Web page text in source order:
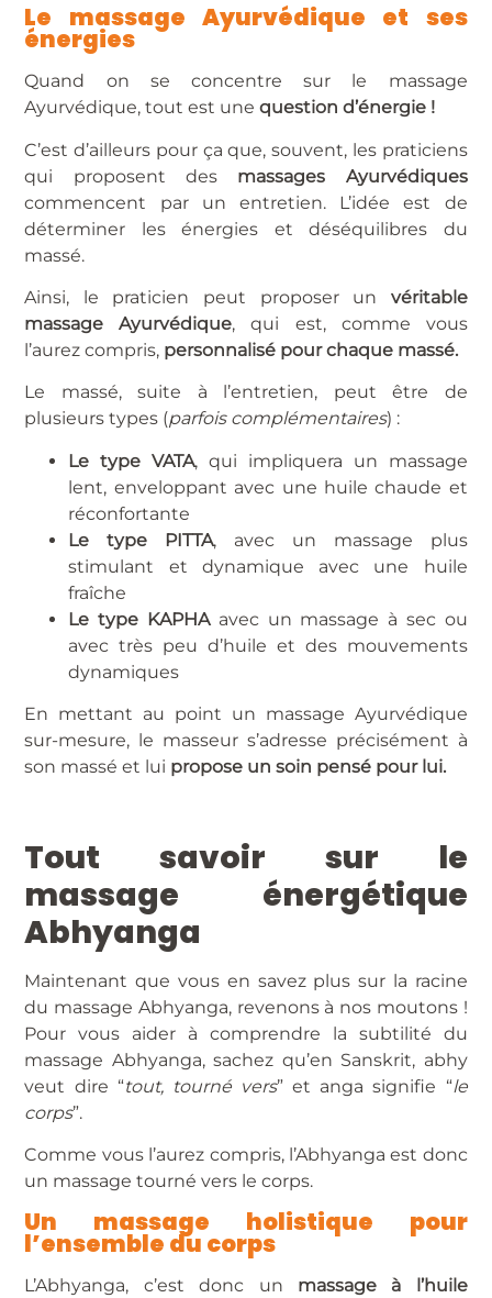
Le massage Ayurvédique et ses
énergies
Quand on se concentre sur le massage
Ayurvédique, tout est une question d’énergie !
C’est d’ailleurs pour ça que, souvent, les praticiens
qui proposent des massages Ayurvédiques
commencent par un entretien. L’idée est de
déterminer les énergies et déséquilibres du
massé.
Ainsi, le praticien peut proposer un véritable
massage Ayurvédique, qui est, comme vous
l’aurez compris, personnalisé pour chaque massé.
Le massé, suite à l’entretien, peut être de
plusieurs types (parfois complémentaires) :
Le type VATA, qui impliquera un massage
lent, enveloppant avec une huile chaude et
réconfortante
Le type PITTA, avec un massage plus
stimulant et dynamique avec une huile
fraîche
Le type KAPHA avec un massage à sec ou
avec très peu d’huile et des mouvements
dynamiques
En mettant au point un massage Ayurvédique
sur-mesure, le masseur s’adresse précisément à
son massé et lui propose un soin pensé pour lui.
Tout savoir sur le
massage énergétique
Abhyanga
Maintenant que vous en savez plus sur la racine
du massage Abhyanga, revenons à nos moutons !
Pour vous aider à comprendre la subtilité du
massage Abhyanga, sachez qu’en Sanskrit, abhy
veut dire “tout, tourné vers” et anga signifie “le
corps”.
Comme vous l’aurez compris, l’Abhyanga est donc
un massage tourné vers le corps.
Un massage holistique pour
l’ensemble du corps
L’Abhyanga, c’est donc un massage à l’huile